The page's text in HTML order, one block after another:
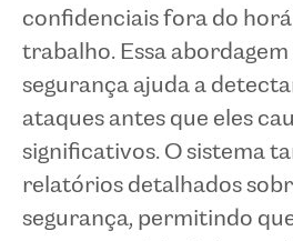
confidenciais fora do
trabalho. Essa
segurança ajuda a
ataques antes que eles
significativos. O sistema
relatórios detalhados
segurança, permitindo